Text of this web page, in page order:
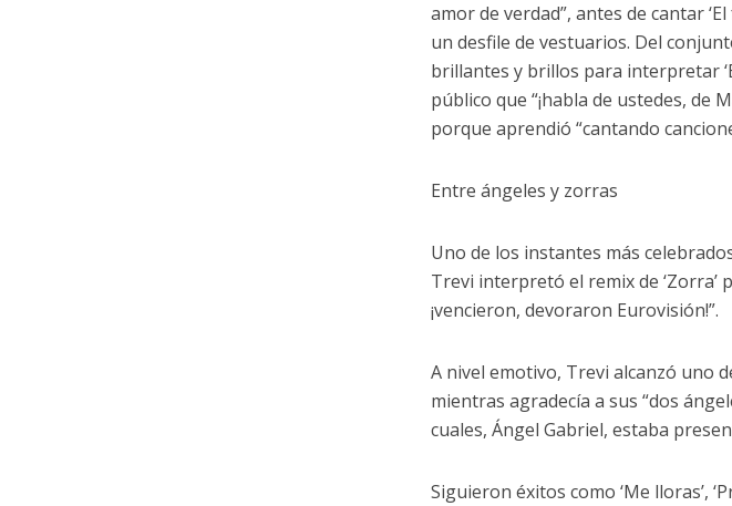
amor de verdad”, antes de cantar
un desfile de vestuarios. Del
brillantes y brillos para interpretar
público que “¡habla de ustedes, de
porque aprendió “cantando
Entre ángeles y zorras
Uno de los instantes más
Trevi interpretó el remix de ‘Zorra’
¡vencieron, devoraron Eurovisión!”.
A nivel emotivo, Trevi alcanzó uno
mientras agradecía a sus “dos
cuales, Ángel Gabriel, estaba
Siguieron éxitos como ‘Me lloras’,